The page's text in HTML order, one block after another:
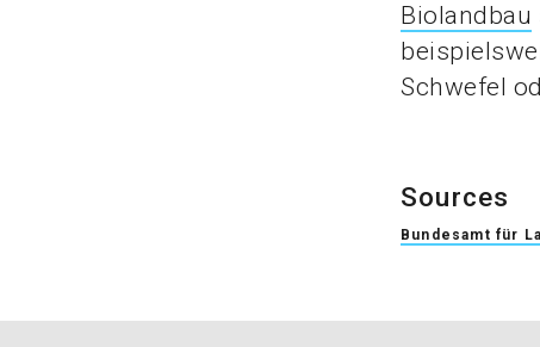
Biolandbau
Schwefel
Sources
Bundesamt für